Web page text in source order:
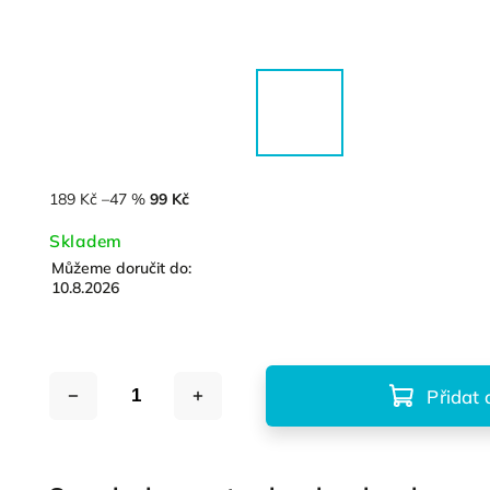
189 Kč –47 %99 Kč
Skladem
Můžeme doručit do:
10.8.2026
Přidat